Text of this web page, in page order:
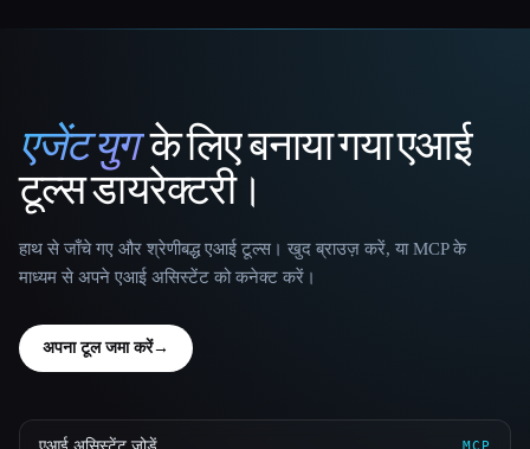
That AI Collection
एजेंट युगके लिए बनाया गया एआई
टूल्स डायरेक्टरी।
हाथ से जाँचे गए और श्रेणीबद्ध एआई टूल्स। खुद ब्राउज़ करें, या MCP के
माध्यम से अपने एआई असिस्टेंट को कनेक्ट करें।
अपना टूल जमा करें→